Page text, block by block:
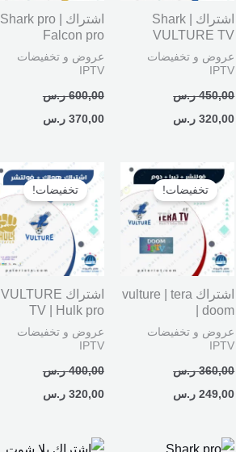
اشتراك Shark |
VULTURE TV
عروض و تخفيضات
IPTV
450,00 ر.س
320,00 ر.س
اشتراك Shark pro |
Falcon pro
عروض و تخفيضات
IPTV
600,00 ر.س
370,00 ر.س
تخفيضات!
اشتراك vulture | tera
| doom
عروض و تخفيضات
IPTV
360,00 ر.س
السعر
الأصلي
هو:
360,00 ر.س.
249,00 ر.س
السعر
الحالي
هو:
249,00 ر.س.
تخفيضات!
اشتراك VULTURE
TV | Hulk pro
عروض و تخفيضات
IPTV
400,00 ر.س
السعر
الأصلي
هو:
400,00 ر.س.
320,00 ر.س
السعر
الحالي
هو:
320,00 ر.س.
السعر
السعر
السعر
السعر